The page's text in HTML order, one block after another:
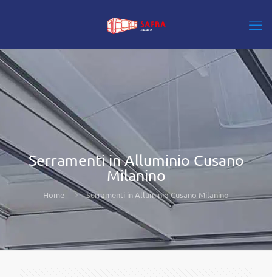
Serramenti in Alluminio Cusano
Milanino
Home Serramenti in Alluminio Cusano Milanino